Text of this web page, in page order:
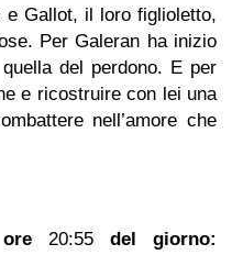
e Gallot, il loro figlioletto,
Per Galeran ha inizio
del perdono. E per
e ricostruire con lei una
nell’amore che
20:55 del giorno: